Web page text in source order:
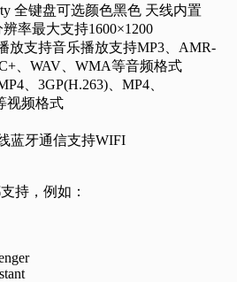
全键盘可选颜色黑色 天线内置
率最大支持1600×1200
放支持音乐播放支持MP3、AMR-
、WAV、WMA等音频格式
、3GP(H.263)、MP4、
视频格式
蓝牙通信支持WIFI
持，例如：